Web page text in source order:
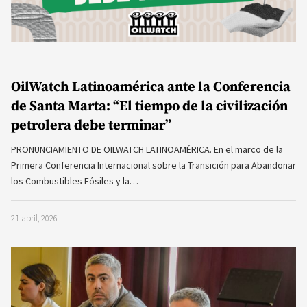
OilWatch Latinoamérica ante la Conferencia
de Santa Marta: “El tiempo de la civilización
petrolera debe terminar”
PRONUNCIAMIENTO DE OILWATCH LATINOAMÉRICA. En el marco de la
Primera Conferencia Internacional sobre la Transición para Abandonar
los Combustibles Fósiles y la…
21 abril, 2026